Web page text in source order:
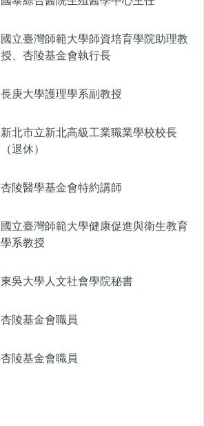
國立臺灣師範大學師資培育學院助理教
授、杏陵基金會執行長
長庚大學護理學系副教授
新北市立新北高級工業職業學校校長
（退休）
杏陵醫學基金會特約講師
國立臺灣師範大學健康促進與衛生教育
學系教授
東吳大學人文社會學院秘書
杏陵基金會職員
杏陵基金會職員